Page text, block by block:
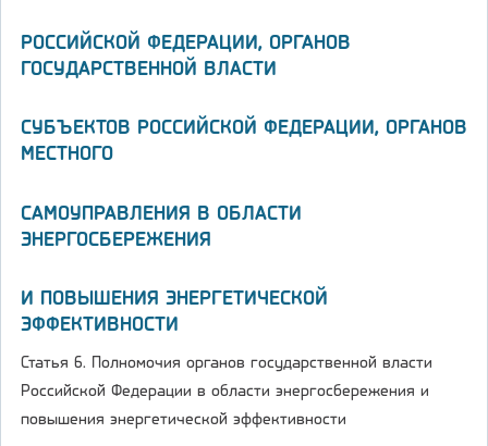
РОССИЙСКОЙ ФЕДЕРАЦИИ, ОРГАНОВ
ГОСУДАРСТВЕННОЙ ВЛАСТИ
СУБЪЕКТОВ РОССИЙСКОЙ ФЕДЕРАЦИИ, ОРГАНОВ
МЕСТНОГО
САМОУПРАВЛЕНИЯ В ОБЛАСТИ
ЭНЕРГОСБЕРЕЖЕНИЯ
И ПОВЫШЕНИЯ ЭНЕРГЕТИЧЕСКОЙ
ЭФФЕКТИВНОСТИ
Статья 6. Полномочия органов государственной власти
Российской Федерации в области энергосбережения и
повышения энергетической эффективности